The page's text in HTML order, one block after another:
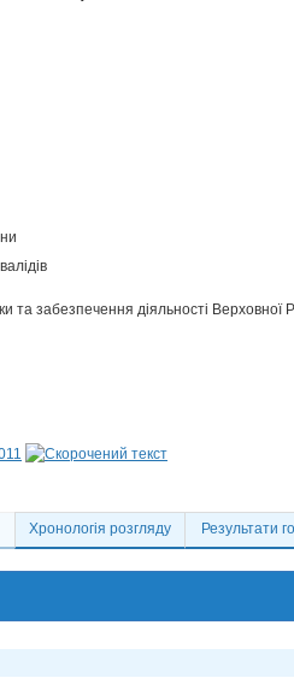
та забезпечення діяльності Верховної
Хронологія розгляду Результати